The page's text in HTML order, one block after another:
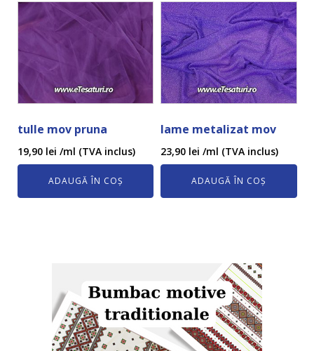
tulle mov pruna
19,90 lei /ml (TVA inclus)
ADAUGĂ ÎN COȘ
lame metalizat mov
23,90 lei /ml (TVA inclus)
ADAUGĂ ÎN COȘ